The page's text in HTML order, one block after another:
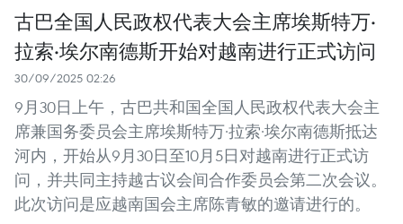
古巴全国人民政权代表大会主席埃斯特万·
拉索·埃尔南德斯开始对越南进行正式访问
30/09/2025 02:26
9月30日上午，古巴共和国全国人民政权代表大会主
席兼国务委员会主席埃斯特万·拉索·埃尔南德斯抵达
河内，开始从9月30日至10月5日对越南进行正式访
问，并共同主持越古议会间合作委员会第二次会议。
此次访问是应越南国会主席陈青敏的邀请进行的。